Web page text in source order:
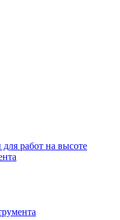
работ на высоте